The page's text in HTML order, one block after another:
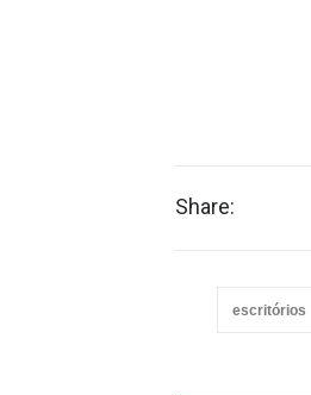
Share:
escritórios